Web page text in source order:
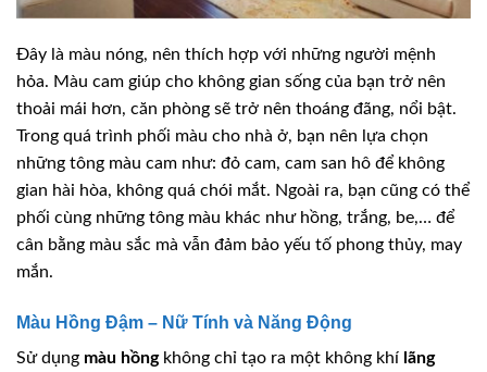
Đây là màu nóng, nên thích hợp với những người mệnh
hỏa. Màu cam giúp cho không gian sống của bạn trở nên
thoải mái hơn, căn phòng sẽ trở nên thoáng đãng, nổi bật.
Trong quá trình phối màu cho nhà ở, bạn nên lựa chọn
những tông màu cam như: đỏ cam, cam san hô để không
gian hài hòa, không quá chói mắt. Ngoài ra, bạn cũng có thể
phối cùng những tông màu khác như hồng, trắng, be,… để
cân bằng màu sắc mà vẫn đảm bảo yếu tố phong thủy, may
mắn.
Màu Hồng Đậm – Nữ Tính và Năng Động
Sử dụng màu hồngkhông chỉ tạo ra một không khí lãng